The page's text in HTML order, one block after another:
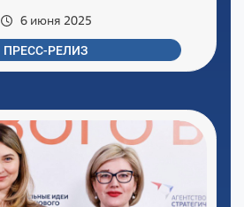
6 июня 2025
ПРЕСС-РЕЛИЗ